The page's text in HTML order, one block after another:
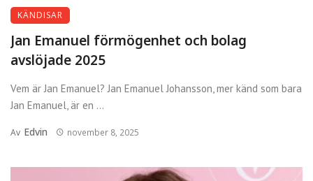
KÄNDISAR
Jan Emanuel förmögenhet och bolag
avslöjade 2025
Vem är Jan Emanuel? Jan Emanuel Johansson, mer känd som bara
Jan Emanuel, är en ...
Av Edvin november 8, 2025